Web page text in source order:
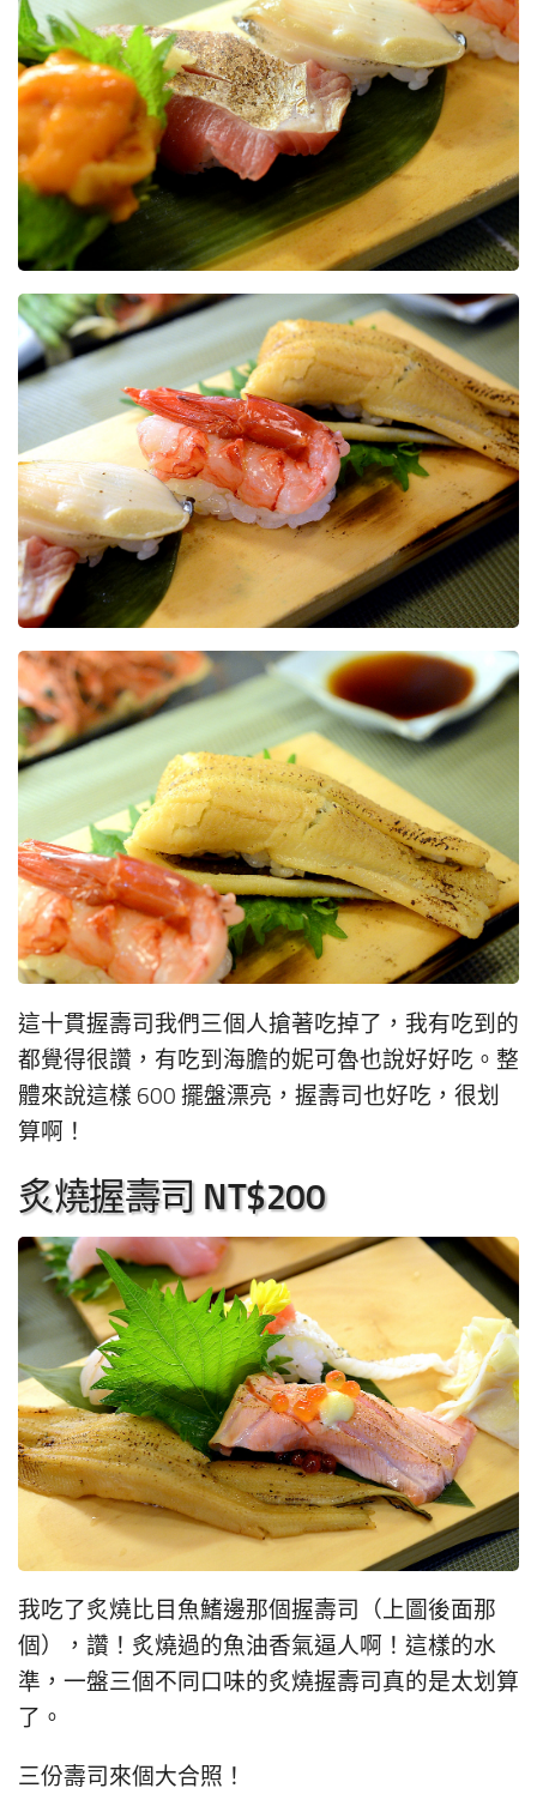
這十貫握壽司我們三個人搶著吃掉了，我有吃到的
都覺得很讚，有吃到海膽的妮可魯也說好好吃。整
體來說這樣 600 擺盤漂亮，握壽司也好吃，很划
算啊！
炙燒握壽司 NT$200
我吃了炙燒比目魚鰭邊那個握壽司（上圖後面那
個），讚！炙燒過的魚油香氣逼人啊！這樣的水
準，一盤三個不同口味的炙燒握壽司真的是太划算
了。
三份壽司來個大合照！